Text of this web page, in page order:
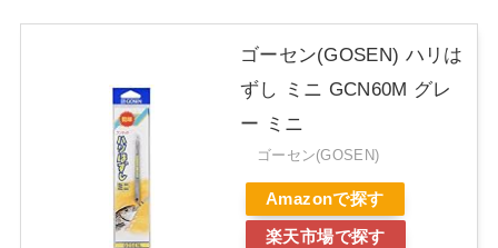
ゴーセン(GOSEN) ハリは
ずし ミニ GCN60M グレ
ー ミニ
ゴーセン(GOSEN)
Amazonで探す
楽天市場で探す